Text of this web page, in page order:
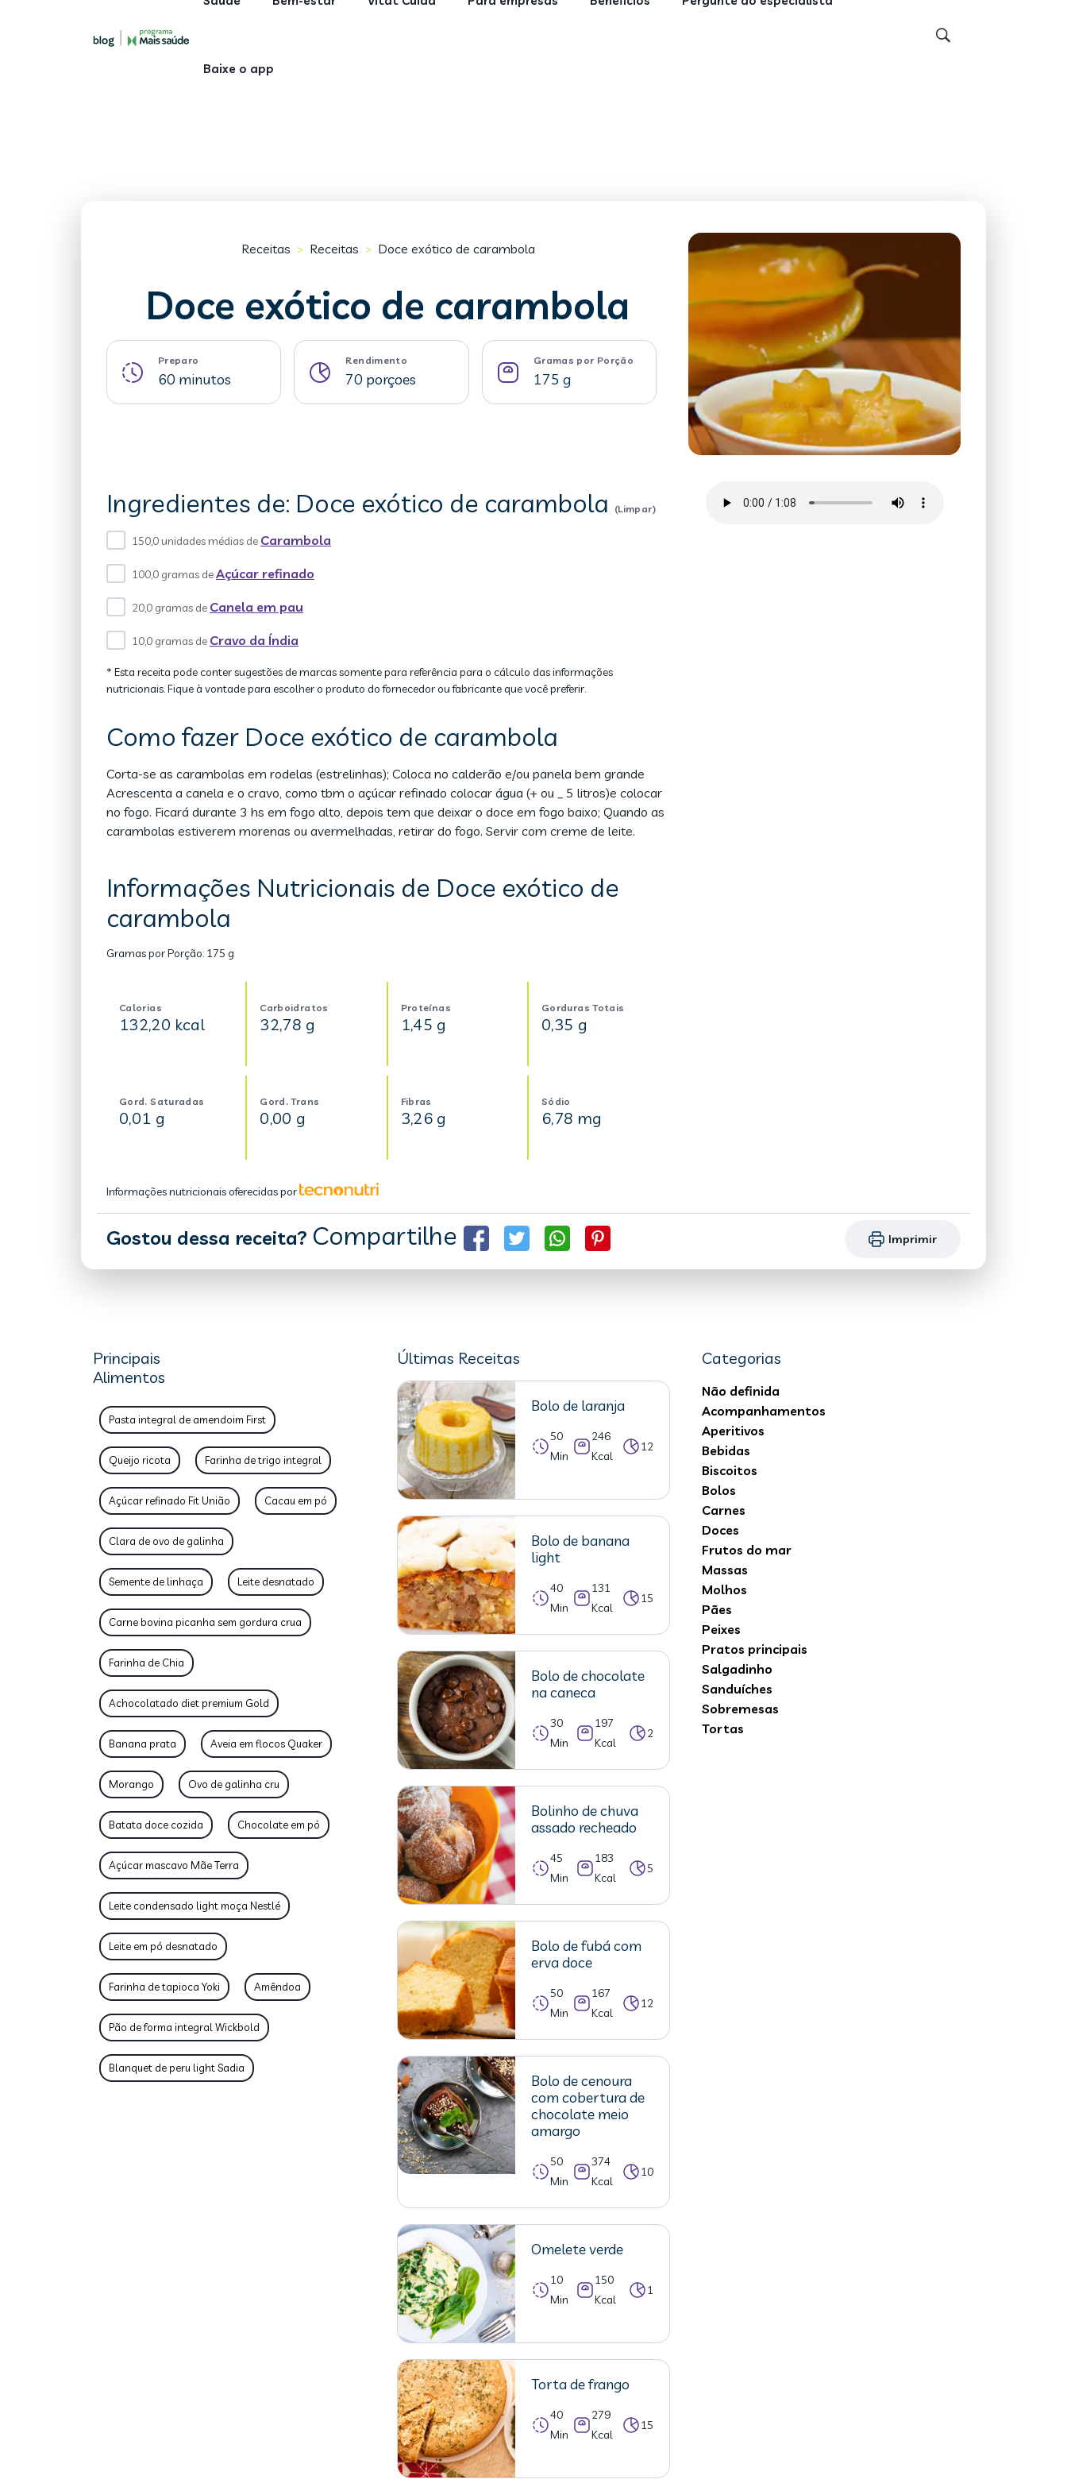
Baixe o app
Receitas > Receitas > Doce exótico de carambola
Doce exótico de carambola
Preparo
60 minutos
Rendimento
70 porçoes
Gramas por Porção
175 g
Ingredientes de: Doce exótico de carambola (Limpar)
150,0 unidades médias de Carambola
100,0 gramas deAçúcar refinado
20,0 gramas de Canela em pau
10,0 gramas de Cravo da Índia
* Esta receita pode conter sugestões de marcas somente para referência para o cálculo das informações
nutricionais. Fique à vontade para escolher o produto do fornecedor ou fabricante que você preferir.
Como fazer Doce exótico de carambola
Corta-se as carambolas em rodelas (estrelinhas); Coloca no calderão e/ou panela bem grande
Acrescenta a canela e o cravo, como tbm o açúcar refinado colocar água (+ ou _ 5 litros)e colocar
no fogo. Ficará durante 3 hs em fogo alto, depois tem que deixar o doce em fogo baixo; Quando as
carambolas estiverem morenas ou avermelhadas, retirar do fogo. Servir com creme de leite.
Informações Nutricionais de Doce exótico de
carambola
Gramas por Porção: 175 g
Calorias
132,20 kcal
Carboidratos
32,78 g
Proteínas
1,45 g
Gorduras Totais
0,35 g
Gord. Saturadas
0,01 g
Gord. Trans
0,00 g
Fibras
3,26 g
Sódio
6,78 mg
Informações nutricionais oferecidas por
Gostou dessa receita? Compartilhe Imprimir
Principais
Alimentos
Pasta integral de amendoim First
Queijo ricota Farinha de trigo integral
Açúcar refinado Fit União Cacau em pó
Clara de ovo de galinha
Semente de linhaça Leite desnatado
Carne bovina picanha sem gordura crua
Farinha de Chia
Achocolatado diet premium Gold
Banana prata Aveia em flocos Quaker
Morango Ovo de galinha cru
Batata doce cozida Chocolate em pó
Açúcar mascavo Mãe Terra
Leite condensado light moça Nestlé
Leite em pó desnatado
Farinha de tapioca Yoki Amêndoa
Pão de forma integral Wickbold
Blanquet de peru light Sadia
Últimas Receitas
Bolo de laranja
50
Min
246
Kcal
12
Bolo de banana
light
40
Min
131
Kcal
15
Bolo de chocolate
na caneca
30
Min
197
Kcal
2
Bolinho de chuva
assado recheado
45
Min
183
Kcal
5
Bolo de fubá com
erva doce
50
Min
167
Kcal
12
Bolo de cenoura
com cobertura de
chocolate meio
amargo
50
Min
374
Kcal
10
Omelete verde
10
Min
150
Kcal
1
Torta de frango
40
Min
279
Kcal
15
Categorias
Não definida
Acompanhamentos
Aperitivos
Bebidas
Biscoitos
Bolos
Carnes
Doces
Frutos do mar
Massas
Molhos
Pães
Peixes
Pratos principais
Salgadinho
Sanduíches
Sobremesas
Tortas